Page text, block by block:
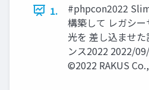
1.
#phpcon2022
構築して レガシ
光を 差し込ませ
ンス2022 2022/
©2022 RAKUS